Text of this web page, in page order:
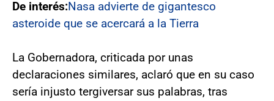
De interés:Nasa advierte de gigantesco
asteroide que se acercará a la Tierra
La Gobernadora, criticada por unas
declaraciones similares, aclaró que en su caso
sería injusto tergiversar sus palabras, tras